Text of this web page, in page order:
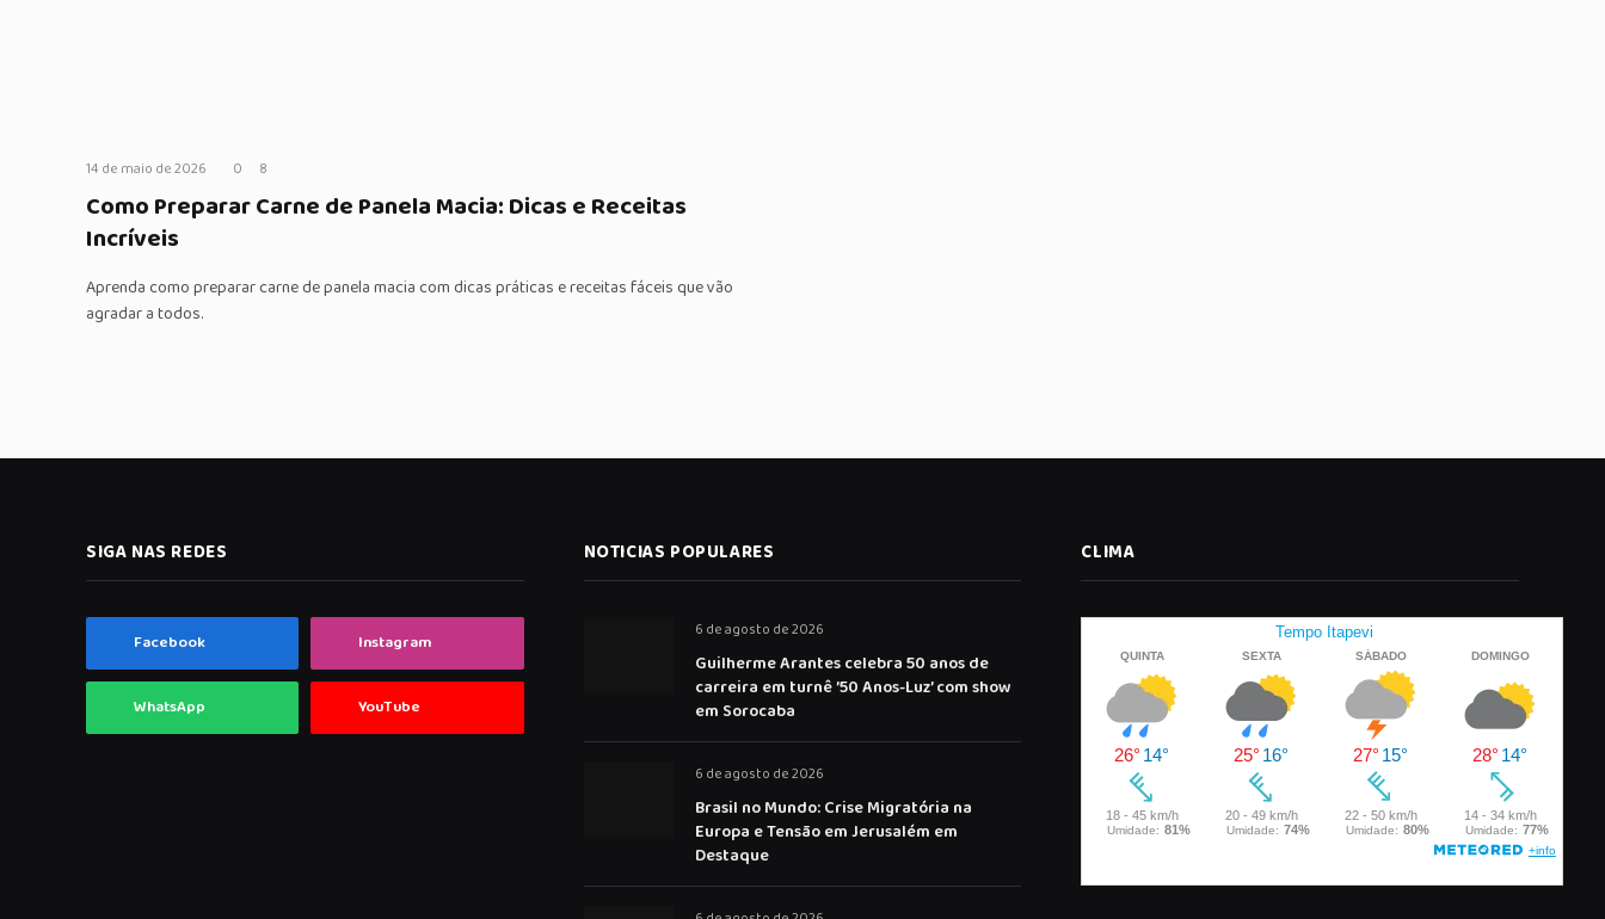
14 de maio de 2026 0 8
Como Preparar Carne de Panela Macia: Dicas e Receitas
Incríveis
Aprenda como preparar carne de panela macia com dicas práticas e receitas fáceis que vão
agradar a todos.
SIGA NAS REDES
Facebook Instagram
WhatsApp YouTube
NOTICIAS POPULARES
6 de agosto de 2026
Guilherme Arantes celebra 50 anos de
carreira em turnê ’50 Anos-Luz’ com show
em Sorocaba
6 de agosto de 2026
Brasil no Mundo: Crise Migratória na
Europa e Tensão em Jerusalém em
Destaque
CLIMA